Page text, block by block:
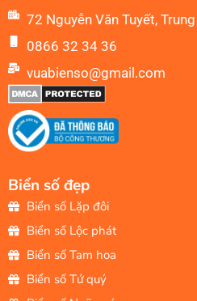
72 Nguyễn Văn Tuyết,
0866 32 34 36
vuabienso@gmail.com
Biển số đẹp
Biển số Lặp đôi
Biển số Lộc phát
Biển số Tam hoa
Biển số Tứ quý